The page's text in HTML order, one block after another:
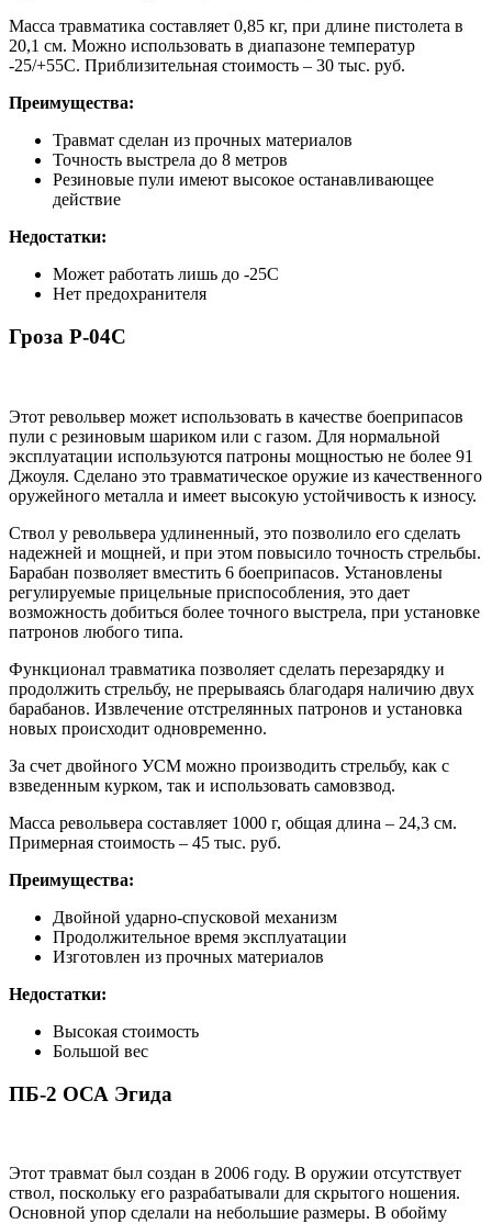
Масса травматика составляет 0,85 кг, при длине пистолета в
20,1 см. Можно использовать в диапазоне температур
-25/+55С. Приблизительная стоимость – 30 тыс. руб.
Преимущества:
Травмат сделан из прочных материалов
Точность выстрела до 8 метров
Резиновые пули имеют высокое останавливающее
действие
Недостатки:
Может работать лишь до -25С
Нет предохранителя
Гроза Р-04С
Этот револьвер может использовать в качестве боеприпасов
пули с резиновым шариком или с газом. Для нормальной
эксплуатации используются патроны мощностью не более 91
Джоуля. Сделано это травматическое оружие из качественного
оружейного металла и имеет высокую устойчивость к износу.
Ствол у револьвера удлиненный, это позволило его сделать
надежней и мощней, и при этом повысило точность стрельбы.
Барабан позволяет вместить 6 боеприпасов. Установлены
регулируемые прицельные приспособления, это дает
возможность добиться более точного выстрела, при установке
патронов любого типа.
Функционал травматика позволяет сделать перезарядку и
продолжить стрельбу, не прерываясь благодаря наличию двух
барабанов. Извлечение отстрелянных патронов и установка
новых происходит одновременно.
За счет двойного УСМ можно производить стрельбу, как с
взведенным курком, так и использовать самовзвод.
Масса револьвера составляет 1000 г, общая длина – 24,3 см.
Примерная стоимость – 45 тыс. руб.
Преимущества:
Двойной ударно-спусковой механизм
Продолжительное время эксплуатации
Изготовлен из прочных материалов
Недостатки:
Высокая стоимость
Большой вес
ПБ-2 ОСА Эгида
Этот травмат был создан в 2006 году. В оружии отсутствует
ствол, поскольку его разрабатывали для скрытого ношения.
Основной упор сделали на небольшие размеры. В обойму